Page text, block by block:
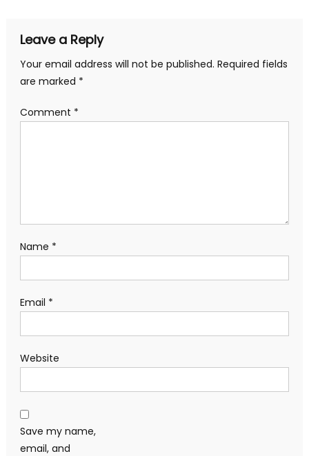
Leave a Reply
Your email address will not be published. Required fields
are marked *
Comment *
Name *
Email *
Website
Save my name,
email, and